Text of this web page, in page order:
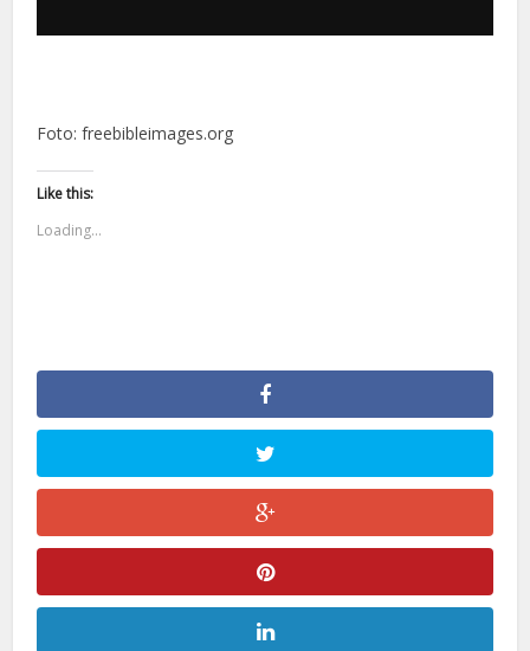
Foto: freebibleimages.org
Like this:
Loading...